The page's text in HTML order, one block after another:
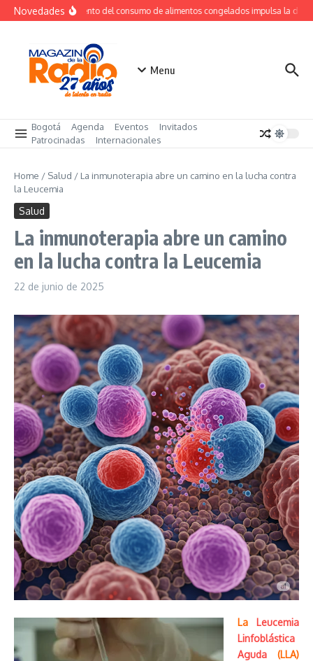
Saltar al contenido
NovedadesCrecimiento del consumo de alimentos congelados impulsa la
Menu
Bogotá Agenda Eventos
Invitados
Patrocinadas
Internacionales
Home / Salud / La inmunoterapia abre un camino en la lucha contra
la Leucemia
Salud
La inmunoterapia abre un camino
en la lucha contra la Leucemia
22 de junio de 2025
La Leucemia
Linfoblástica
Aguda (LLA)